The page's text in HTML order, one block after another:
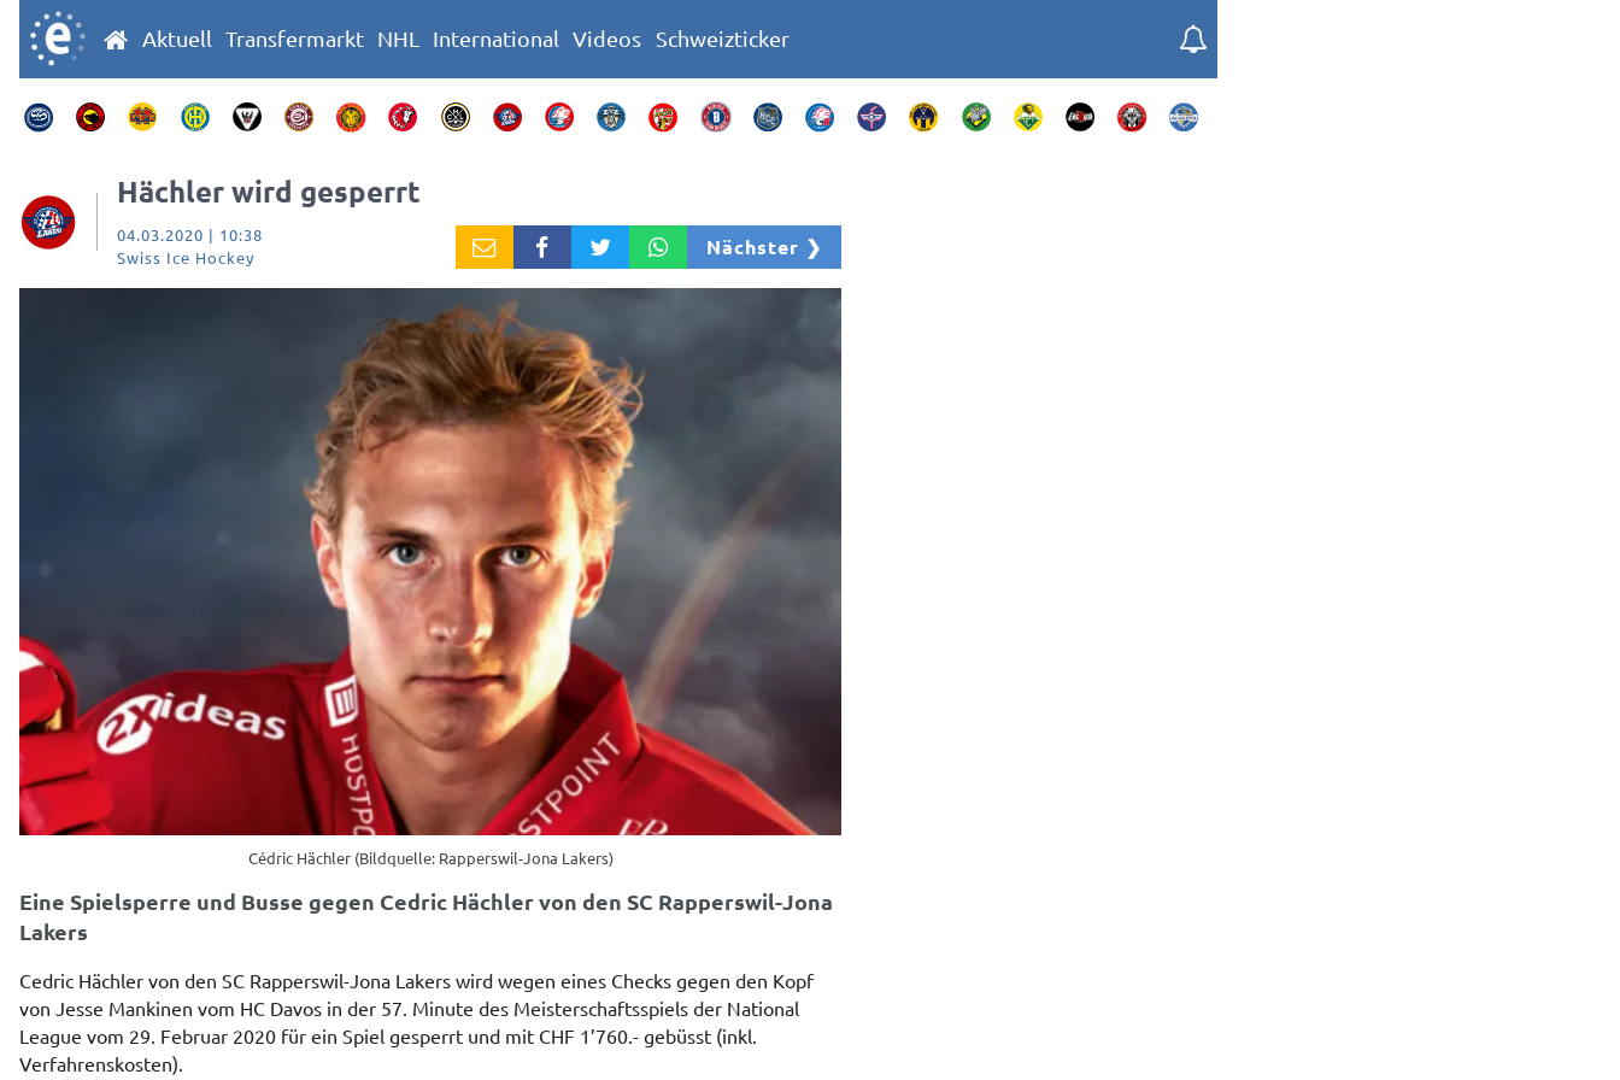
Aktuell Transfermarkt NHL International Videos Schweizticker
Hächler wird gesperrt
04.03.2020 | 10:38
Swiss Ice Hockey
Nächster ❯
Cédric Hächler (Bildquelle: Rapperswil-Jona Lakers)
Eine Spielsperre und Busse gegen Cedric Hächler von den SC Rapperswil-Jona
Lakers
Cedric Hächler von den SC Rapperswil-Jona Lakers wird wegen eines Checks gegen den Kopf
von Jesse Mankinen vom HC Davos in der 57. Minute des Meisterschaftsspiels der National
League vom 29. Februar 2020 für ein Spiel gesperrt und mit CHF 1’760.- gebüsst (inkl.
Verfahrenskosten).